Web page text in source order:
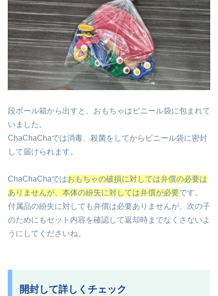
段ボール箱から出すと、おもちゃはビニール袋に包まれて
いました。
ChaChaChaでは消毒、殺菌をしてからビニール袋に密封
して届けられます。
ChaChaChaではおもちゃの破損に対しては弁償の必要は
ありませんが、本体の紛失に対しては弁償が必要です。
付属品の紛失に対しても弁償は必要ありませんが、次の子
のためにもセット内容を確認して返却時までなくさないよ
うにしてくださいね。
開封して詳しくチェック